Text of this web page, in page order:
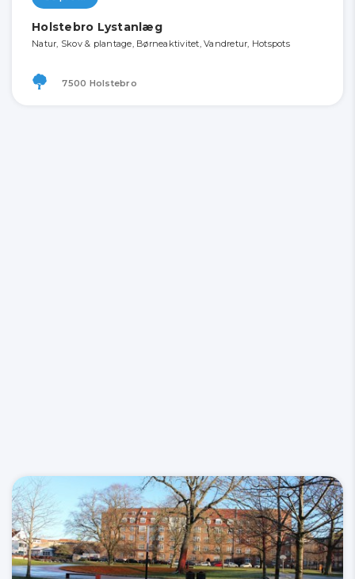
Holstebro Lystanlæg
Natur, Skov & plantage, Børneaktivitet, Vandretur, Hotspots
7500 Holstebro